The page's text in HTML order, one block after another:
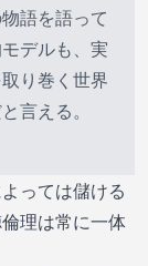
語を語って
デルも、実
り巻く世界
言える。
っては儲ける
理は常に一体